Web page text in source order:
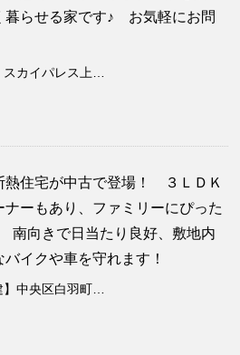
暮らせる家です♪ お気軽にお問
スカイパレス上…
熱住宅が中古で登場！ ３ＬＤＫ
ーもあり、ファミリーにぴった
南向きで日当たり良好、敷地内
イクや車を守れます！
】中央区白羽町…